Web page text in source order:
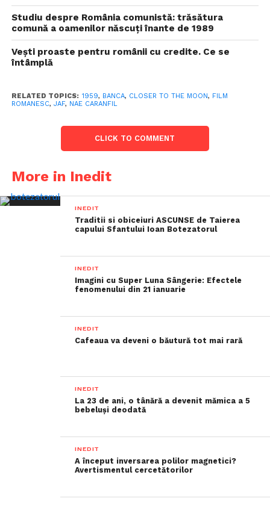
Studiu despre România comunistă: trăsătura
comună a oamenilor născuți înante de 1989
Vești proaste pentru românii cu credite. Ce se
întâmplă
RELATED TOPICS: 1959, BANCA, CLOSER TO THE MOON, FILM
ROMANESC, JAF, NAE CARANFIL
CLICK TO COMMENT
More in Inedit
INEDIT
Traditii si obiceiuri ASCUNSE de Taierea
capului Sfantului Ioan Botezatorul
INEDIT
Imagini cu Super Luna Sângerie: Efectele
fenomenului din 21 ianuarie
INEDIT
Cafeaua va deveni o băutură tot mai rară
INEDIT
La 23 de ani, o tânără a devenit mămica a 5
bebeluși deodată
INEDIT
A început inversarea polilor magnetici?
Avertismentul cercetătorilor